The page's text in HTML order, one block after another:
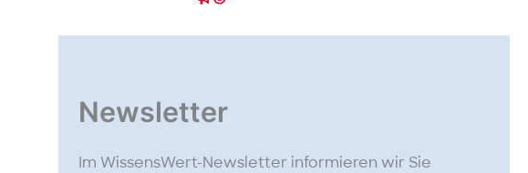
Newsletter
Im WissensWert-Newsletter informieren wir Sie